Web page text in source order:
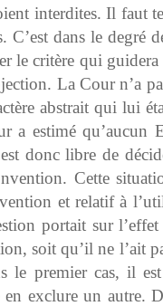
interdites. Il faut
C’est dans le
le critère qui
La Cour n’a
abstrait qui lui
a estimé qu’aucun
donc libre de
Cette
et relatif à
portait sur
soit qu’il ne l’ait
le premier cas, il
exclure un autre.